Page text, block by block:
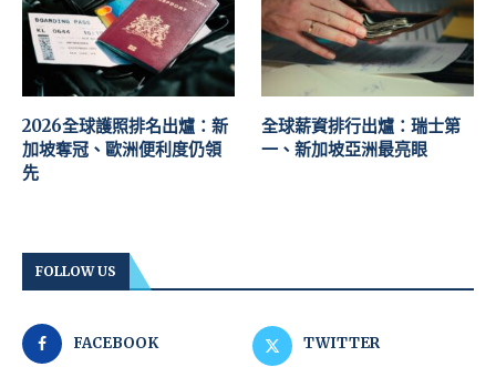
2026全球護照排名出爐：新
加坡奪冠、歐洲便利度仍領
先
全球薪資排行出爐：瑞士第
一、新加坡亞洲最亮眼
FOLLOW US
FACEBOOK TWITTER